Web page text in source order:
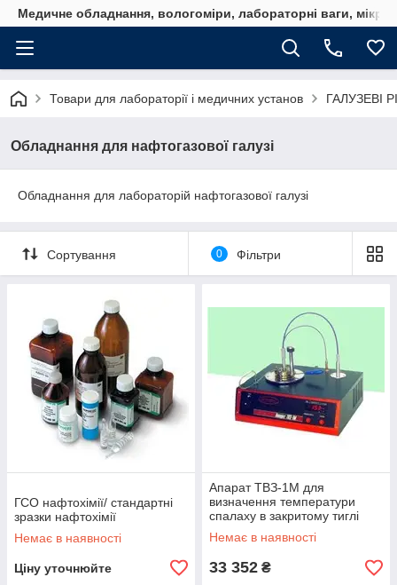
Медичне обладнання, вологоміри, лабораторні ваги,
Товари для лабораторії і медичних установ ГАЛУЗЕВІ
Обладнання для нафтогазової галузі
Обладнання для лабораторій нафтогазової галузі
Сортування 0 Фільтри
ГСО нафтохімії/ стандартні
зразки нафтохімії
Немає в наявності
Ціну уточнюйте
Апарат ТВЗ-1М для
визначення температури
спалаху в закритому тиглі
Немає в наявності
33 352 ₴